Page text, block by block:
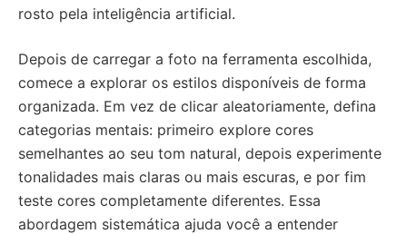
rosto pela inteligência artificial.
Depois de carregar a foto na ferramenta escolhida,
comece a explorar os estilos disponíveis de forma
organizada. Em vez de clicar aleatoriamente, defina
categorias mentais: primeiro explore cores
semelhantes ao seu tom natural, depois experimente
tonalidades mais claras ou mais escuras, e por fim
teste cores completamente diferentes. Essa
abordagem sistemática ajuda você a entender